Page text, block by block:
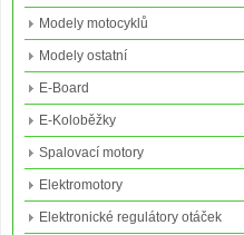
Modely motocyklů
Modely ostatní
E-Board
E-Koloběžky
Spalovací motory
Elektromotory
Elektronické regulátory otáček